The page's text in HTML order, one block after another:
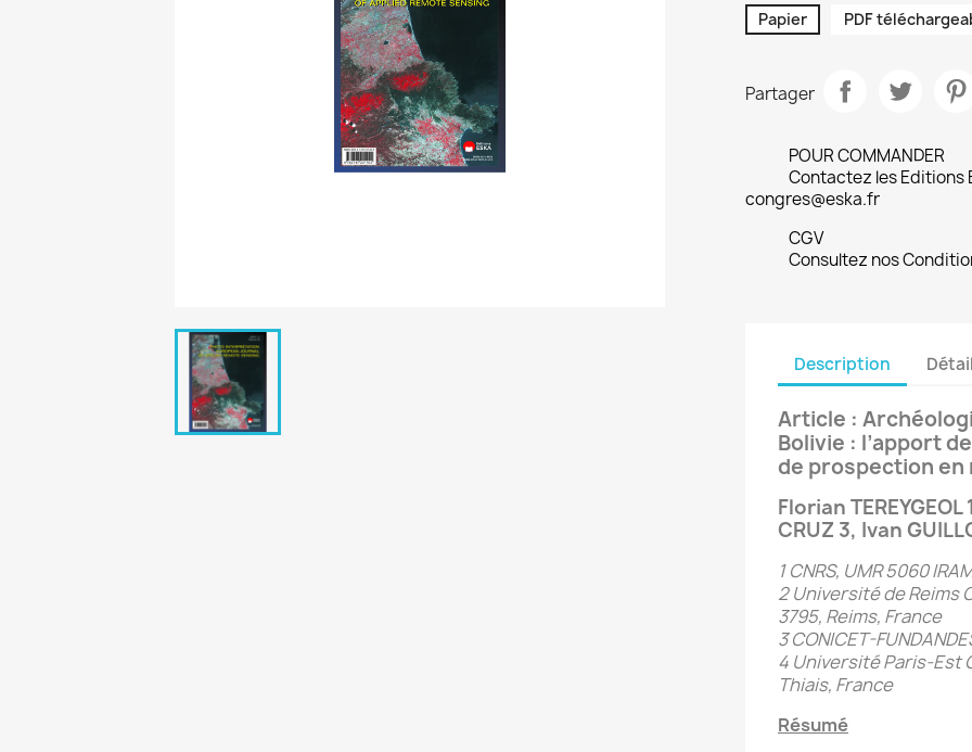
Papier PDF
Partager
POUR COMMANDER
Contactez les Editions
congres@eska.fr
CGV
Consultez nos
Description
Article :
Bolivie : l’apport
de prospection en
Florian
CRUZ 3, Ivan
1 CNRS, UMR 5060
2 Université de Reims
3795, Reims, France
3 CONICET-
4 Université Paris-Est
Thiais, France
Résumé